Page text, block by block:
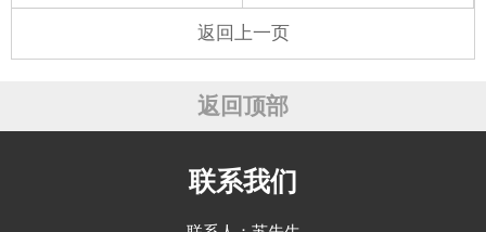
返回上一页
返回顶部
联系我们